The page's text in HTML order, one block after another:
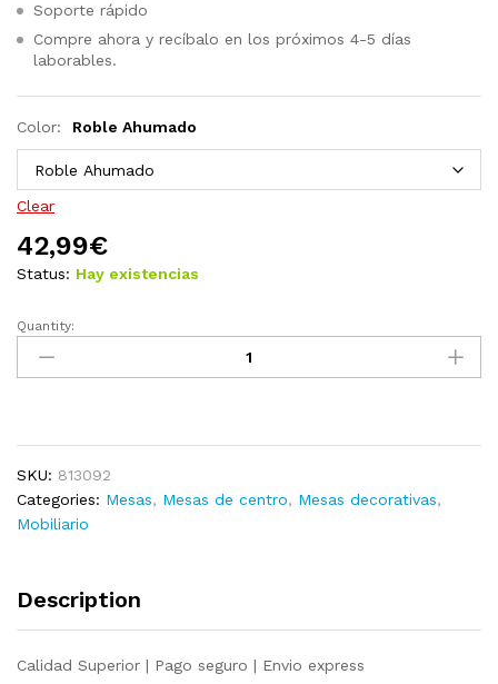
Soporte rápido
Compre ahora y recíbalo en los próximos 4-5 días
laborables.
Color: Roble Ahumado
Clear
42,99€
Status: Hay existencias
Mesa
centro
102x55,5x40
cm
quantity
Quantity:
SKU: 813092
Categories: Mesas, Mesas de centro, Mesas decorativas,
Mobiliario
Description
Calidad Superior | Pago seguro | Envio express